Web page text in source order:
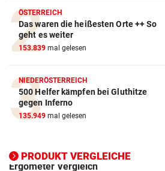
ÖSTERREICH
Das waren die heißesten Orte ++ So
geht es weiter
153.839 mal gelesen
NIEDERÖSTERREICH
500 Helfer kämpfen bei Gluthitze
gegen Inferno
135.949 mal gelesen
PRODUKT VERGLEICHE
Crosstrainer Vergleich
ZUM VERGLEICH
E-Bike Vergleich
ZUM VERGLEICH
Elektro-Scooter Vergleich
ZUM VERGLEICH
ZUM VERGLEICH